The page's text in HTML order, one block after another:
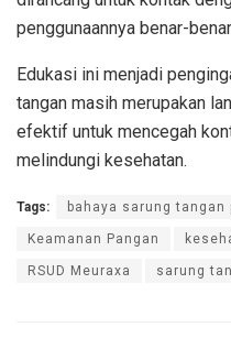
penggunaannya benar-
Edukasi ini menjadi
tangan masih merupakan
efektif untuk mencegah
melindungi kesehatan.
Tags: bahaya sarung tangan
Keamanan Pangan
RSUD Meuraxa sarung